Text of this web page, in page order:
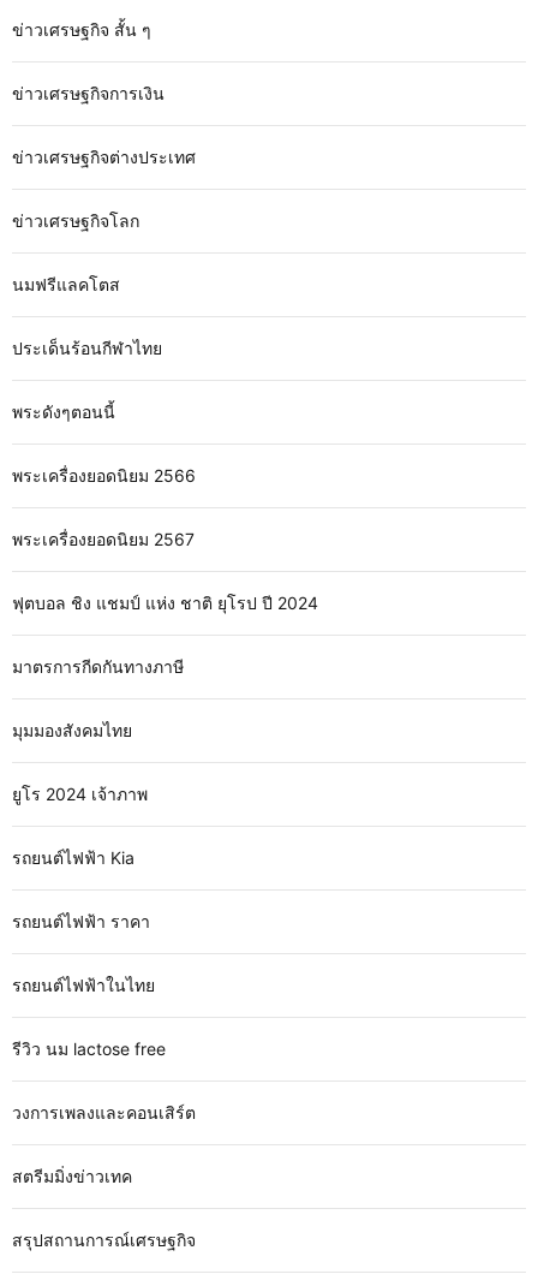
ข่าวเศรษฐกิจ สั้น ๆ
ข่าวเศรษฐกิจการเงิน
ข่าวเศรษฐกิจต่างประเทศ
ข่าวเศรษฐกิจโลก
นมฟรีแลคโตส
ประเด็นร้อนกีฬาไทย
พระดังๆตอนนี้
พระเครื่องยอดนิยม 2566
พระเครื่องยอดนิยม 2567
ฟุตบอล ชิง แชมป์ แห่ง ชาติ ยุโรป ปี 2024
มาตรการกีดกันทางภาษี
มุมมองสังคมไทย
ยูโร 2024 เจ้าภาพ
รถยนต์ไฟฟ้า Kia
รถยนต์ไฟฟ้า ราคา
รถยนต์ไฟฟ้าในไทย
รีวิว นม lactose free
วงการเพลงและคอนเสิร์ต
สตรีมมิ่งข่าวเทค
สรุปสถานการณ์เศรษฐกิจ